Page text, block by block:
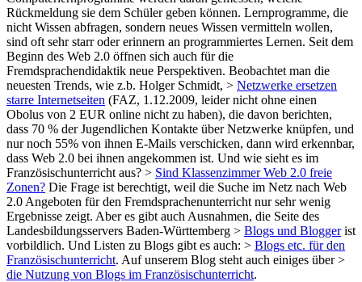
Rückmeldung sie dem Schüler geben können. Lernprogramme, die
nicht Wissen abfragen, sondern neues Wissen vermitteln wollen,
sind oft sehr starr oder erinnern an programmiertes Lernen. Seit dem
Beginn des Web 2.0 öffnen sich auch für die
Fremdsprachendidaktik neue Perspektiven. Beobachtet man die
neuesten Trends, wie z.b. Holger Schmidt, > Netzwerke ersetzen
starre Internetseiten (FAZ, 1.12.2009, leider nicht ohne einen
Obolus von 2 EUR online nicht zu haben), die davon berichten,
dass 70 % der Jugendlichen Kontakte über Netzwerke knüpfen, und
nur noch 55% von ihnen E-Mails verschicken, dann wird erkennbar,
dass Web 2.0 bei ihnen angekommen ist. Und wie sieht es im
Französischunterricht aus? > Sind Klassenzimmer Web 2.0 freie
Zonen? Die Frage ist berechtigt, weil die Suche im Netz nach Web
2.0 Angeboten für den Fremdsprachenunterricht nur sehr wenig
Ergebnisse zeigt. Aber es gibt auch Ausnahmen, die Seite des
Landesbildungsservers Baden-Württemberg > Blogs und Bloggerist
vorbildlich. Und Listen zu Blogs gibt es auch: > Blogs etc. für den
Französischunterricht. Auf unserem Blog steht auch einiges über >
die Nutzung von Blogs im Französischunterricht.